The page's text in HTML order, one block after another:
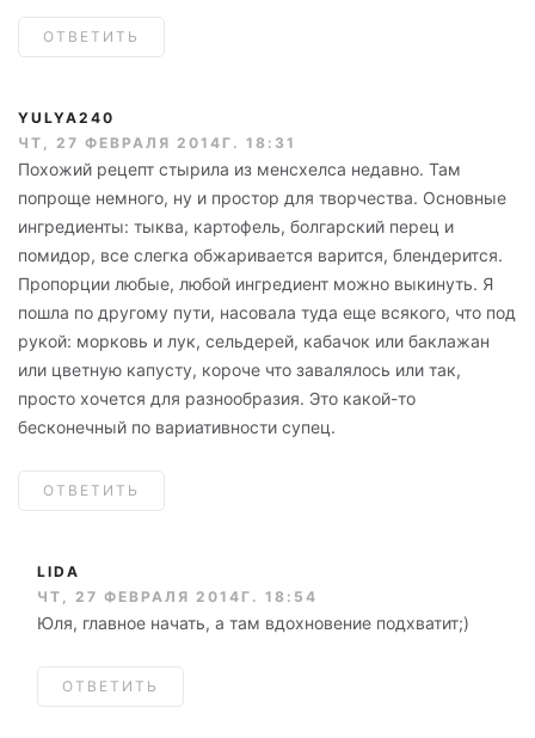
ОТВЕТИТЬ
YULYA240
ЧТ, 27 ФЕВРАЛЯ 2014Г. 18:31
Похожий рецепт стырила из менсхелса недавно. Там
попроще немного, ну и простор для творчества. Основные
ингредиенты: тыква, картофель, болгарский перец и
помидор, все слегка обжаривается варится, блендерится.
Пропорции любые, любой ингредиент можно выкинуть. Я
пошла по другому пути, насовала туда еще всякого, что под
рукой: морковь и лук, сельдерей, кабачок или баклажан
или цветную капусту, короче что завалялось или так,
просто хочется для разнообразия. Это какой-то
бесконечный по вариативности супец.
ОТВЕТИТЬ
LIDA
ЧТ, 27 ФЕВРАЛЯ 2014Г. 18:54
Юля, главное начать, а там вдохновение подхватит;)
ОТВЕТИТЬ